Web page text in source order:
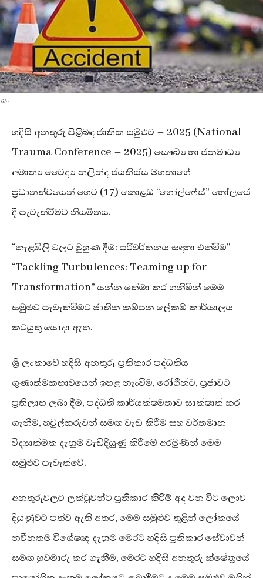
file
හදිසි අනතුරු පිළිබඳ ජාතික සමුළුව – 2025 (National
Trauma Conference – 2025) සෞඛ්‍ය හා ජනමාධ්‍ය
අමාත්‍ය වෛද්‍ය නලින්ද ජයතිස්ස මහතාගේ
ප්‍රධානත්වයෙන් හෙට (17) කොළඹ “ගෝල්ෆේස්” හෝලයේ
දී පැවැත්වීමට නියමිතය.
“කැළඹිලි වලට මුහුණ දීම: පරිවර්තනය සඳහා එක්වීම”
“Tackling Turbulences: Teaming up for
Transformation” යන්න තේමා කර ගනිමින් මෙම
සමුළුව පැවැත්වීමට ජාතික කම්පන ලේකම් කාර්යාලය
කටයුතු යොදා ඇත.
ශ්‍රී ලංකාවේ හදිසි අනතුරු ප්‍රතිකාර පද්ධතිය
ගුණාත්මකභාවයෙන් ඉහළ නැංවීම, රෝගීන්ට, ප්‍රජාවට
ප්‍රතිලාභ ලබා දීම, පද්ධති කාර්යක්ෂමතාව සාක්ෂාත් කර
ගැනීම, හවුල්කරුවන් සමඟ වැඩ කිරීම සහ වර්තමාන
විද්‍යාත්මක දැනුම වැඩිදියුණු කිරීමේ අරමුණින් මෙම
සමුළුව පැවැත්වේ.
අනතුරුවලට ලක්වූවන්ට ප්‍රතිකාර කිරිම් අද වන විට ලොව
දියුණුවට පත්ව ඇති අතර, මෙම සමුළුව තුළින් ලෝකයේ
නවීනතම විශේෂඥ දැනුම මෙරට හදිසි ප්‍රතිකාර සේවාවන්
සමඟ හුවමාරු කර ගැනීම, මෙරට හදිසි අනතුරු ක්ෂේත්‍රයේ